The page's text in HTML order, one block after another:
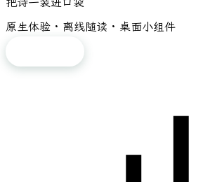
原生体验 · 离线随读 · 桌面小组件